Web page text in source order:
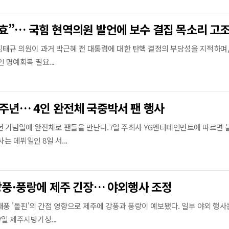
”… 국힘 현역의원 발언에 보수 결집 목소리 고
규 의원이 과거 박근혜 전 대통령에 대한 탄핵 결정의 부당성을 지적하
명예회복 필요...
년… 4인 완전체 국중박서 팬 행사
기념일에 완전체로 팬들을 만난다.7일 주최사 YG엔터테인먼트에 따르면
는 데뷔일인 8일 서...
·풍랑에 제주 긴장… 야외행사 조정
'돌핀'의 간접 영향으로 제주에 강풍과 풍랑이 예보됐다. 일부 야외 행사
제주지방기상...